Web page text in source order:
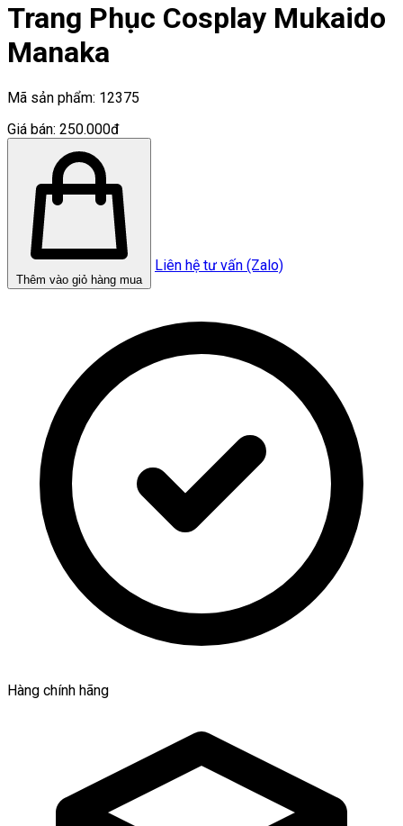
Trang Phục Cosplay Mukaido
Manaka
Mã sản phẩm: 12375
Giá bán: 250.000đ
Thêm vào giỏ hàng mua
Liên hệ tư vấn (Zalo)
Hàng chính hãng